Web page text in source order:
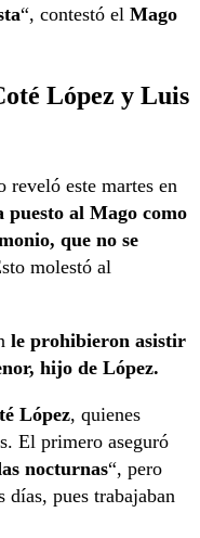
“, contestó el Mago
López y Luis
este martes en
puesto al Mago como
que no se
molestó al
le prohibieron asistir
hijo de López.
López, quienes
El primero aseguró
nocturnas“, pero
días, pues trabajaban